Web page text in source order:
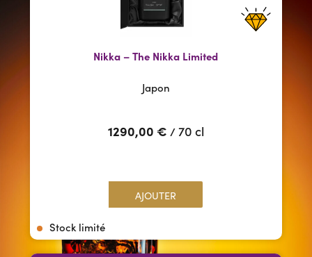
Nikka – The Nikka Limited
Japon
1290,00 € /70 cl
AJOUTER
Stock limité